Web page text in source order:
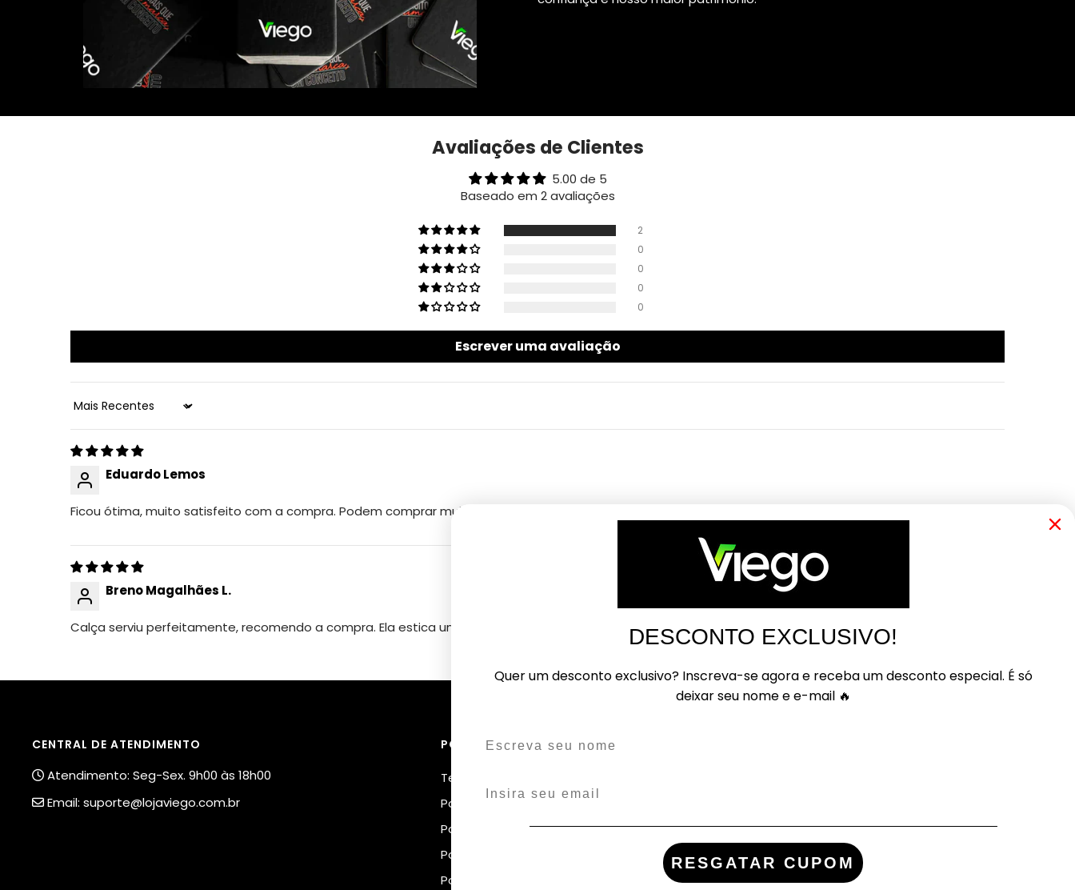
Avaliações de Clientes
5.00 de 5
Baseado em 2 avaliações
2
0
0
0
0
Escrever uma avaliação
Sort by
Eduardo Lemos
Ficou ótima, muito satisfeito com a compra. Podem comprar muito boa.
Breno Magalhães L.
Calça serviu perfeitamente, recomendo a compra. Ela estica um pouco.
CENTRAL DE ATENDIMENTO
Atendimento: Seg-Sex. 9h00 às 18h00
Email: suporte@lojaviego.com.br
POLÍTICAS
Termos de serviço
Política de envio
Política de privacidade
Política de reembolso
Política de cookies
Blog
Quem somos
Aviso legal
DESCONTO EXCLUSIVO!
Quer um desconto exclusivo? Inscreva-se agora e receba um desconto especial. É só
deixar seu nome e e-mail 🔥
RESGATAR CUPOM